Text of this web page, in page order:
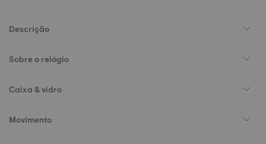
Descrição
Sobre o relógio
Caixa & vidro
Movimento